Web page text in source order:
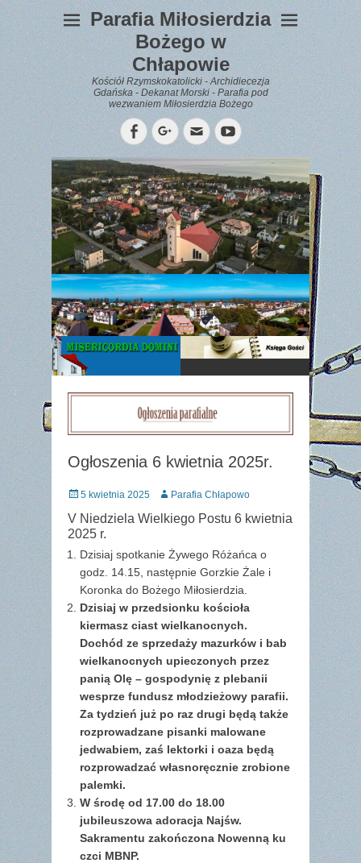
Parafia Miłosierdzia
Bożego w
Chłapowie
Kościół Rzymskokatolicki - Archidiecezja
Gdańska - Dekanat Morski - Parafia pod
wezwaniem Miłosierdzia Bożego
FacebookGoogleplus
EmailYouTube
WYPOCZYNEK
Gazetka
Parafialna
Ogłoszenia 6 kwietnia 2025r.
Posted
5 kwietnia 2025 Author
Parafia Chłapowo
V Niedziela Wielkiego Postu 6 kwietnia
2025 r.
Dzisiaj spotkanie Żywego Różańca o
godz. 14.15, następnie Gorzkie Żale i
Koronka do Bożego Miłosierdzia.
Dzisiaj w przedsionku kościoła
kiermasz ciast wielkanocnych.
Dochód ze sprzedaży mazurków i bab
wielkanocnych upieczonych przez
panią Olę – gospodynię z plebanii
wesprze fundusz młodzieżowy parafii.
Za tydzień już po raz drugi będą także
rozprowadzane pisanki malowane
jedwabiem, zaś lektorki i oaza będą
rozprowadzać własnoręcznie zrobione
palemki.
W środę od 17.00 do 18.00
jubileuszowa adoracja Najśw.
Sakramentu zakończona Nowenną ku
czci MBNP.